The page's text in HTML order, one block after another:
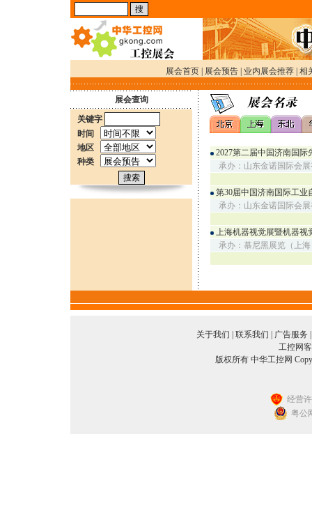
展会首页 展会预告 业内展会推荐 相
展会查询
关键字
时间
地区
种类
2027第二届中国济南国际
承办：山东金诺国际会展
第30届中国济南国际工业
承办：山东金诺国际会展
上海机器视觉展暨机器视
承办：慕尼黑展览（上海
关于我们 联系我们 广告服务
工控网
版权所有 中华工控网
经营
粤公